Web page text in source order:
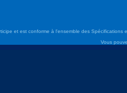
et est conforme à l'ensemble des
Vous